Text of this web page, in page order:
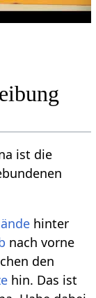
ist die
hinter
nach vorne
den
hin. Das ist